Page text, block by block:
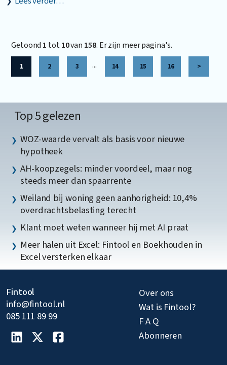
Getoond 1 tot10van 158. Er zijn meer pagina's.
1 2 3 ... 14 15 16 >
Top 5 gelezen
WOZ-waarde vervalt als basis voor nieuwe
hypotheek
AH-koopzegels: minder voordeel, maar nog
steeds meer dan spaarrente
Weiland bij woning geen aanhorigheid: 10,4%
overdrachtsbelasting terecht
Klant moet weten wanneer hij met AI praat
Meer halen uit Excel: Fintool en Boekhouden in
Excel versterken elkaar
Fintool
info@fintool.nl
085 111 89 99
Over ons
Wat is Fintool?
F A Q
Abonneren